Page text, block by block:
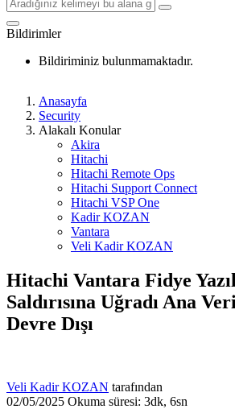
Bildirimler
Bildiriminiz bulunmamaktadır.
Anasayfa
Security
Alakalı Konular
Akira
Hitachi
Hitachi Remote Ops
Hitachi Support Connect
Hitachi VSP One
Kadir KOZAN
Vantara
Veli Kadir KOZAN
Hitachi Vantara Fidye
Saldırısına Uğradı Ana
Devre Dışı
Veli Kadir KOZAN tarafından
02/05/2025 Okuma süresi: 3dk, 6sn